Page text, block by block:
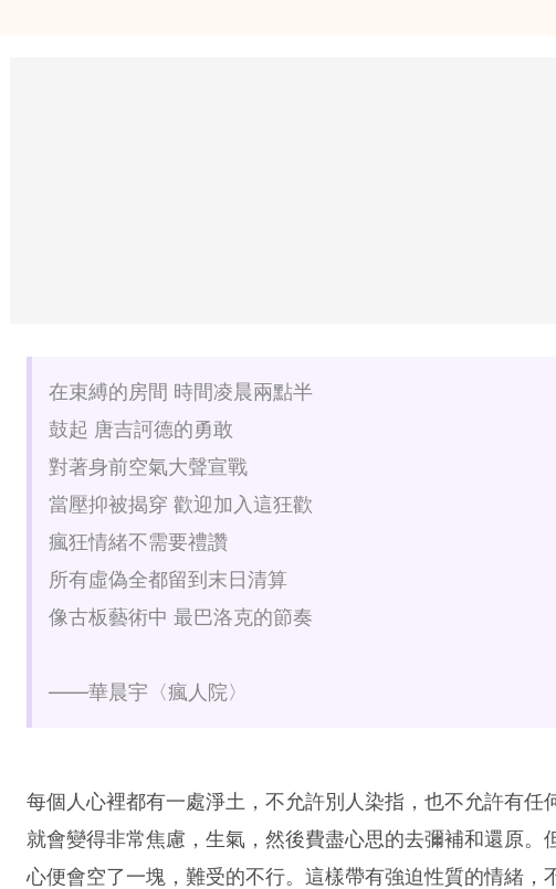
在束縛的房間 時間凌晨兩點半
鼓起 唐吉訶德的勇敢
對著身前空氣大聲宣戰
當壓抑被揭穿 歡迎加入這狂歡
瘋狂情緒不需要禮讚
所有虛偽全都留到末日清算
像古板藝術中 最巴洛克的節奏
——華晨宇〈瘋人院〉
每個人心裡都有一處淨土，不允許別人染指，也不允許有任
就會變得非常焦慮，生氣，然後費盡心思的去彌補和還原。
心便會空了一塊，難受的不行。這樣帶有強迫性質的情緒，